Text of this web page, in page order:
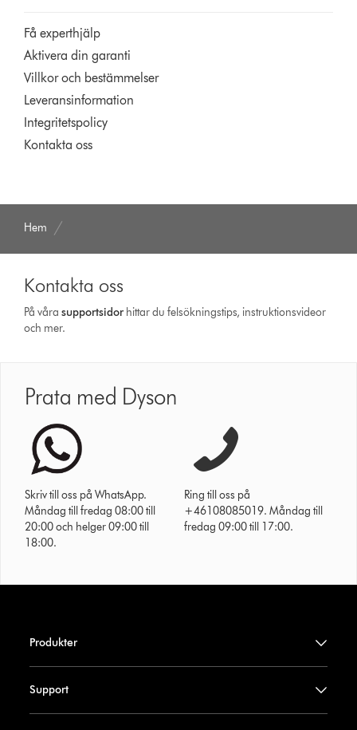
Få experthjälp
Aktivera din garanti
Villkor och bestämmelser
Leveransinformation
Integritetspolicy
Kontakta oss
Hem
Kontakta oss
På vårasupport­sidor hittar du felsökningstips, instruktionsvideor
och mer.
Prata med Dyson
Skriv till oss på WhatsApp.
Måndag till fredag 08:00 till
20:00 och helger 09:00 till
18:00.
Ring till oss på
+46108085019. Måndag till
fredag 09:00 till 17:00.
Produkter
Support